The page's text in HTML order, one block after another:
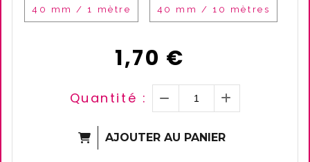
40 mm / 1 mètre 40 mm / 10 mètres
1,70 €
Quantité :
AJOUTER AU PANIER